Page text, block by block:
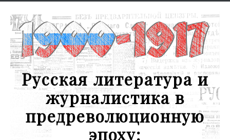
Русская литература и
журналистика в
предреволюционную
эпоху: